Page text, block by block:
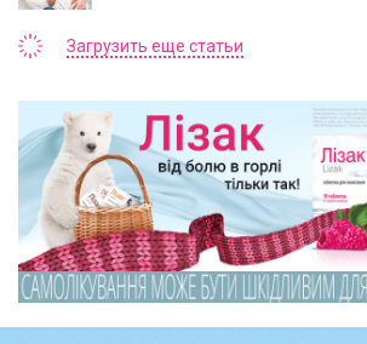
Загрузить еще статьи